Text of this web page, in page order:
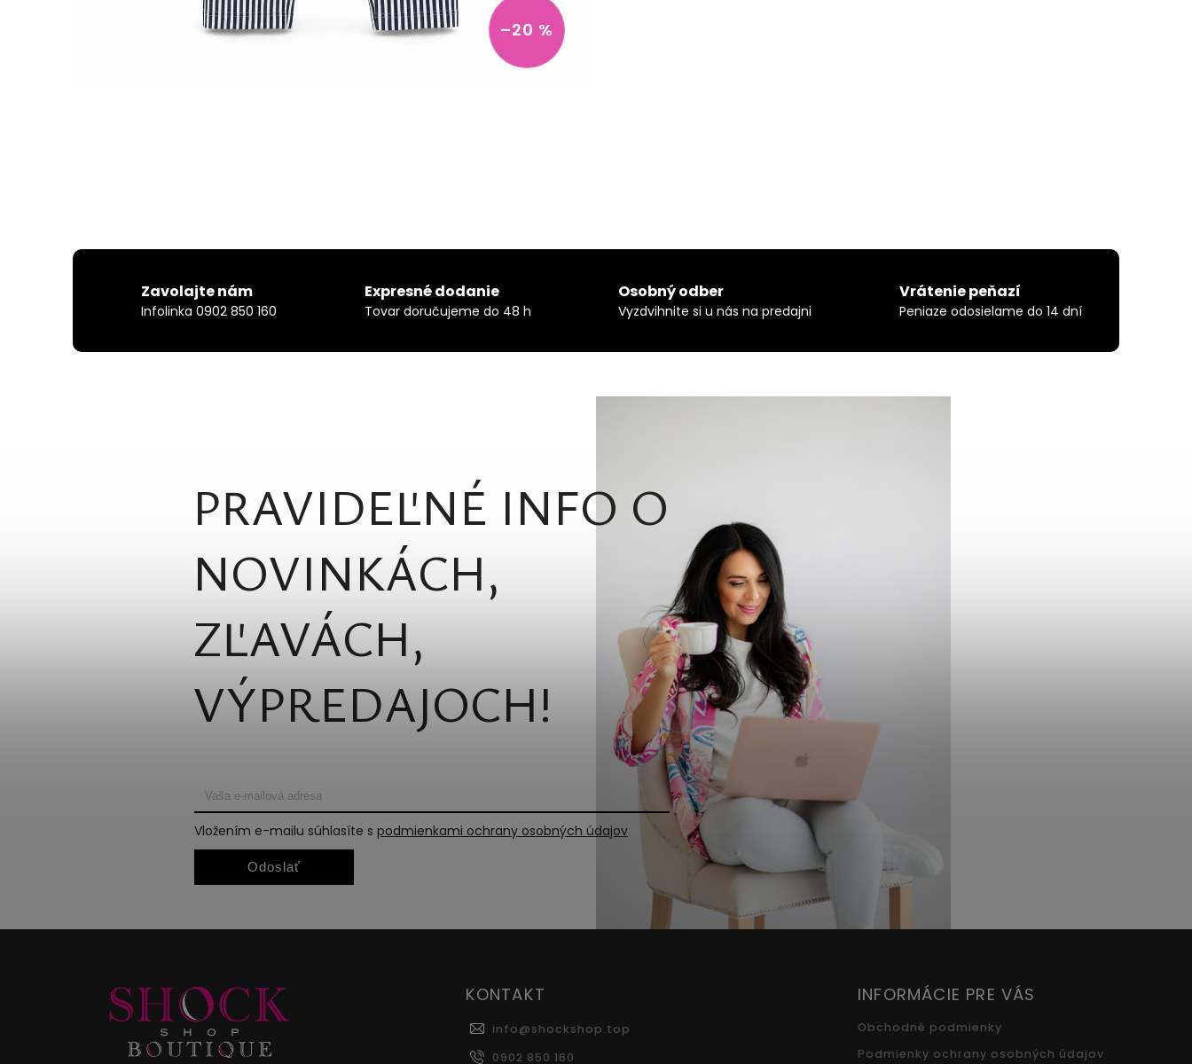
–20 %
Zavolajte nám
Infolinka 0902 850 160
Expresné dodanie
Tovar doručujeme do 48 h
Osobný odber
Vyzdvihnite si u nás na predajni
Vrátenie peňazí
Peniaze odosielame do 14 dní
PRAVIDEĽNÉ INFO O
NOVINKÁCH,
ZĽAVÁCH,
VÝPREDAJOCH!
Vložením e-mailu súhlasíte s podmienkami ochrany osobných údajov
Odoslať
KONTAKT
info@shockshop.top
0902 850 160
INFORMÁCIE PRE VÁS
Obchodné podmienky
Podmienky ochrany osobných údajov